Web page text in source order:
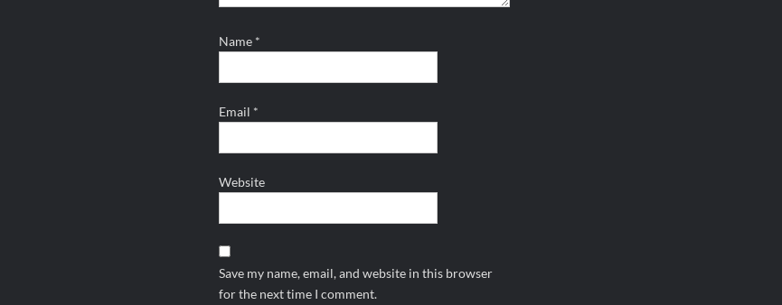
Name *
Email *
Website
Save my name, email, and website in this browser
for the next time I comment.